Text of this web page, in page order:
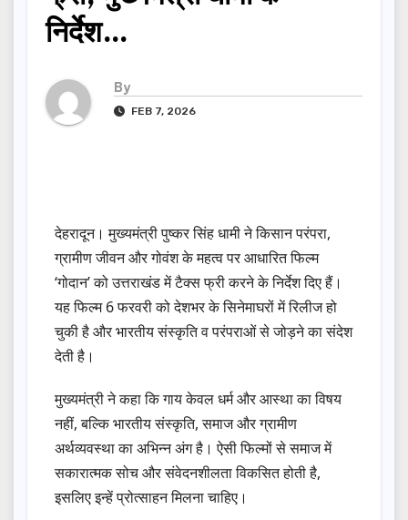
निर्देश…
By
FEB 7, 2026
देहरादून। मुख्यमंत्री पुष्कर सिंह धामी ने किसान परंपरा,
ग्रामीण जीवन और गोवंश के महत्व पर आधारित फिल्म
‘गोदान’ को उत्तराखंड में टैक्स फ्री करने के निर्देश दिए हैं।
यह फिल्म 6 फरवरी को देशभर के सिनेमाघरों में रिलीज हो
चुकी है और भारतीय संस्कृति व परंपराओं से जोड़ने का संदेश
देती है।
मुख्यमंत्री ने कहा कि गाय केवल धर्म और आस्था का विषय
नहीं, बल्कि भारतीय संस्कृति, समाज और ग्रामीण
अर्थव्यवस्था का अभिन्न अंग है। ऐसी फिल्मों से समाज में
सकारात्मक सोच और संवेदनशीलता विकसित होती है,
इसलिए इन्हें प्रोत्साहन मिलना चाहिए।